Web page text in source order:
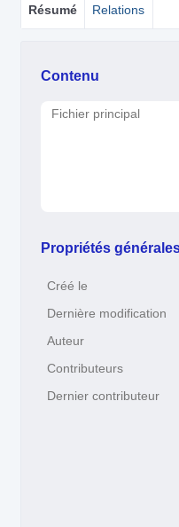
Résumé Relations
Contenu
Fichier principal
Propriétés
Créé le
Dernière modification
Auteur
Contributeurs
Dernier contributeur